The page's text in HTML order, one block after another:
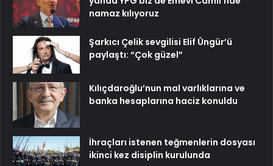
namaz kılıyoruz
Şarkıcı Çelik sevgilisi Elif Üngür’ü
paylaştı: “Çok güzel”
Kılıçdaroğlu’nun mal varlıklarına ve
banka hesaplarına haciz konuldu
İhraçları istenen teğmenlerin dosyası
ikinci kez disiplin kurulunda